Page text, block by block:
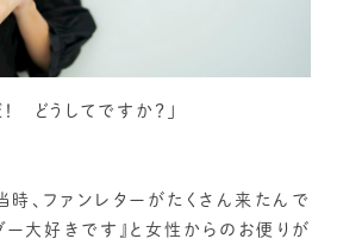
どうしてですか？」
時、ファンレターがたくさん来たんで
ー大好きです』と女性からのお便りが